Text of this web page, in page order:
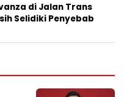
di Jalan Trans
Selidiki Penyebab